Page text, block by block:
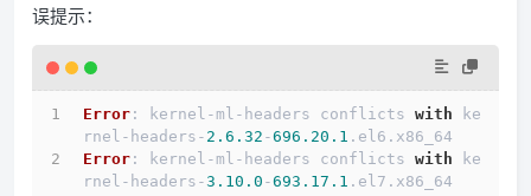
误提示：
Error : kernel-ml-headers conflicts with ke
rnel-headers- 2.6 .32 -696.20 .1 . el6 . x86_64
Error : kernel-ml-headers conflicts with ke
rnel-headers-3.10 .0 -693.17 .1 . el7 . x86_64